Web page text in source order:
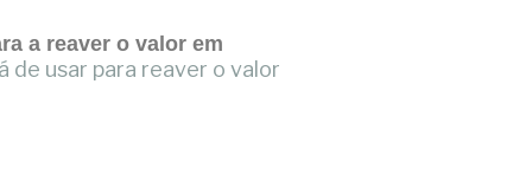
a reaver o valor em
de usar para reaver o valor